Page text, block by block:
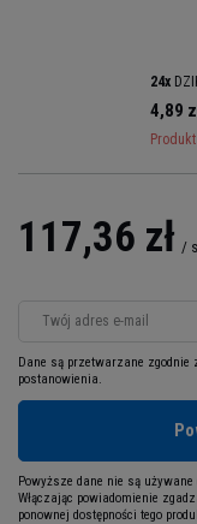
24x
4,89
117,36 zł /
Twój adres e-mail
Dane są przetwarzane zgodnie
postanowienia.
Powyższe dane nie są
Włączając powiadomienie
ponownej dostępności tego